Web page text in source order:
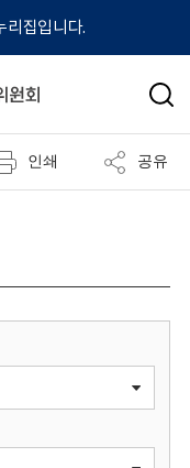
리집입니다.
검
인쇄 공유